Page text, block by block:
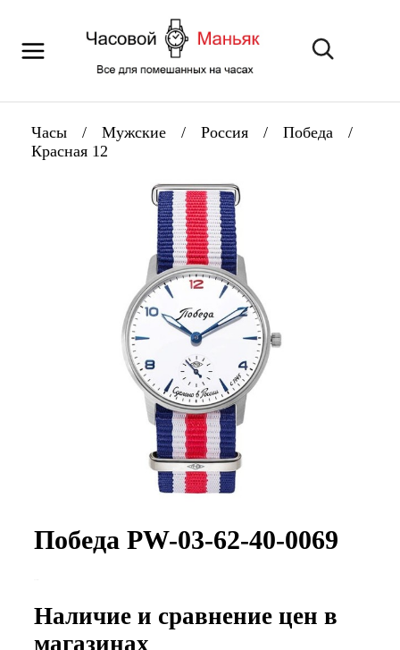
Часы / Мужские / Россия / Победа
/
Красная 12
Победа PW-03-62-40-0069
Наличие и сравнение цен в
магазинах